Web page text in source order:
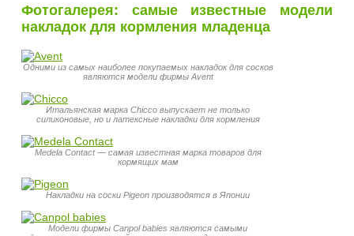
Фотогалерея: самые известные модели
накладок для кормления младенца
Одними из самых наиболее покупаемых накладок для сосков
являются модели фирмы Avent
Итальянская марка Chicco выпускает не только
силиконовые, но и латексные накладки для кормления
Medela Contact — самая известная марка товаров для
кормящих мам
Накладки на соски Pigeon производятся в Японии
Модели фирмы Canpol babies являются самыми